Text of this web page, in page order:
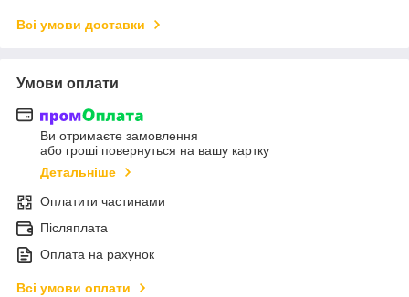
Всі умови доставки
Умови оплати
Ви отримаєте замовлення
або гроші повернуться на вашу картку
Детальніше
Оплатити частинами
Післяплата
Оплата на рахунок
Всі умови оплати